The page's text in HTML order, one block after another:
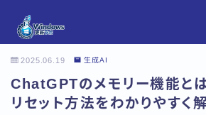
Instagram
Windows Updateの不具合・エラー
【Windows11対応】
2025.06.19 生成AI
ChatGPTのメモリー機能と
リセット方法をわかりやすく解